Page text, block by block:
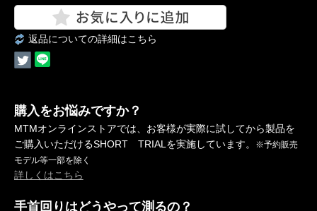
返品についての詳細はこちら
購入をお悩みですか？
MTMオンラインストアでは、お客様が実際に試してから製品を
ご購入いただけるSHORT TRIALを実施しています。
※予約販売
モデル等一部を除く
詳しくはこちら
手首回りはどうやって測るの？